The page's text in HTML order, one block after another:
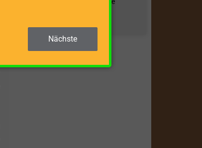
Landtechnik. Im Laufe
Nächste